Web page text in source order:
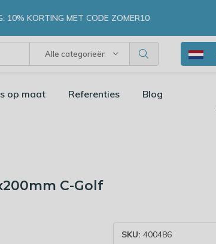
Alle categorieën
10% KORTING MET CODE ZOMER10
op maat Referenties Blog
C-Golf
SKU: 400486